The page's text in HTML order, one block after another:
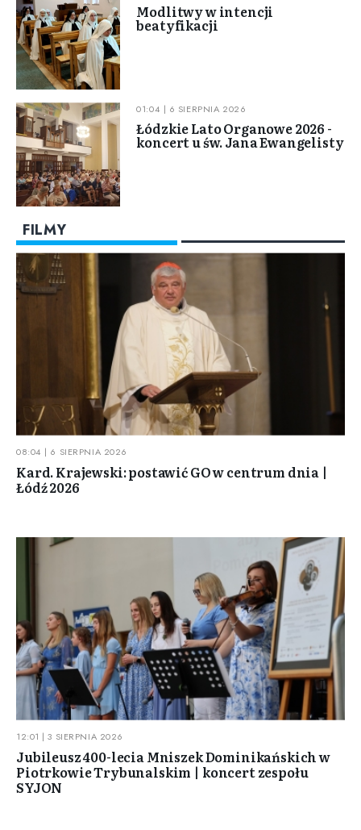
Modlitwy w intencji
beatyfikacji
01:04 | 6 SIERPNIA 2026
Łódzkie Lato Organowe 2026 -
koncert u św. Jana Ewangelisty
FILMY
08:04 | 6 SIERPNIA 2026
Kard. Krajewski: postawić GO w centrum dnia |
Łódź 2026
12:01 | 3 SIERPNIA 2026
Jubileusz 400-lecia Mniszek Dominikańskich w
Piotrkowie Trybunalskim | koncert zespołu
SYJON